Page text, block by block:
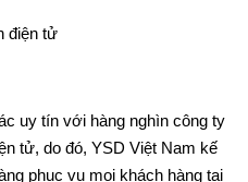
điện tử
uy tín với hàng nghìn công ty
tử, do đó, YSD Việt Nam kế
phục vụ mọi khách hàng tại